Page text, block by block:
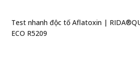
Test nhanh độc tố Aflatoxin |
ECO R5209